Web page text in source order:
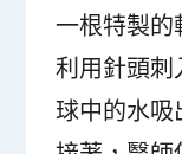
一根特製的
利用針頭
球中的水吸